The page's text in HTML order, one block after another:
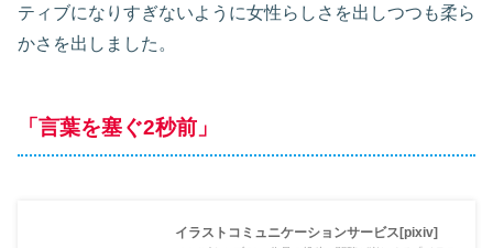
ティブになりすぎないように女性らしさを出しつつも柔ら
かさを出しました。
「言葉を塞ぐ2秒前」
イラストコミュニケーションサービス[pixiv]